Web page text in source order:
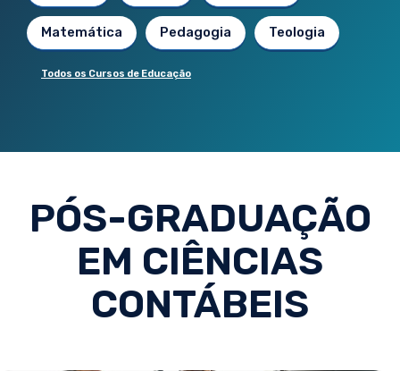
Matemática Pedagogia Teologia
Todos os Cursos de Educação
PÓS-GRADUAÇÃO
EM CIÊNCIAS
CONTÁBEIS